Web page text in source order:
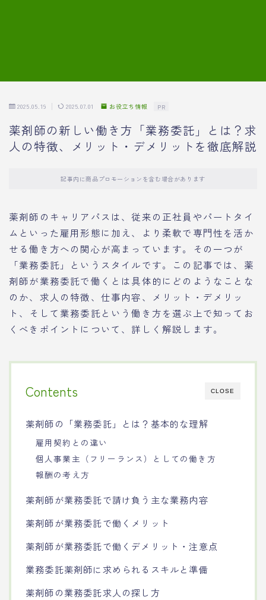
2025.05.19 2025.07.01 お役立ち情報 PR
薬剤師の新しい働き方「業務委託」とは？求
人の特徴、メリット・デメリットを徹底解説
記事内に商品プロモーションを含む場合があります
薬剤師のキャリアパスは、従来の正社員やパートタイ
ムといった雇用形態に加え、より柔軟で専門性を活か
せる働き方への関心が高まっています。その一つが
「業務委託」というスタイルです。この記事では、薬
剤師が業務委託で働くとは具体的にどのようなことな
のか、求人の特徴、仕事内容、メリット・デメリッ
ト、そして業務委託という働き方を選ぶ上で知ってお
くべきポイントについて、詳しく解説します。
CLOSE
Contents
薬剤師の「業務委託」とは？基本的な理解
雇用契約との違い
個人事業主（フリーランス）としての働き方
報酬の考え方
薬剤師が業務委託で請け負う主な業務内容
薬剤師が業務委託で働くメリット
薬剤師が業務委託で働くデメリット・注意点
業務委託薬剤師に求められるスキルと準備
薬剤師の業務委託求人の探し方